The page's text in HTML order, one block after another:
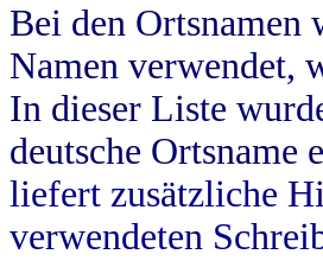
Bei den Ortsnamen
Namen verwendet,
In dieser Liste
deutsche Ortsname
liefert zusätzliche
verwendeten